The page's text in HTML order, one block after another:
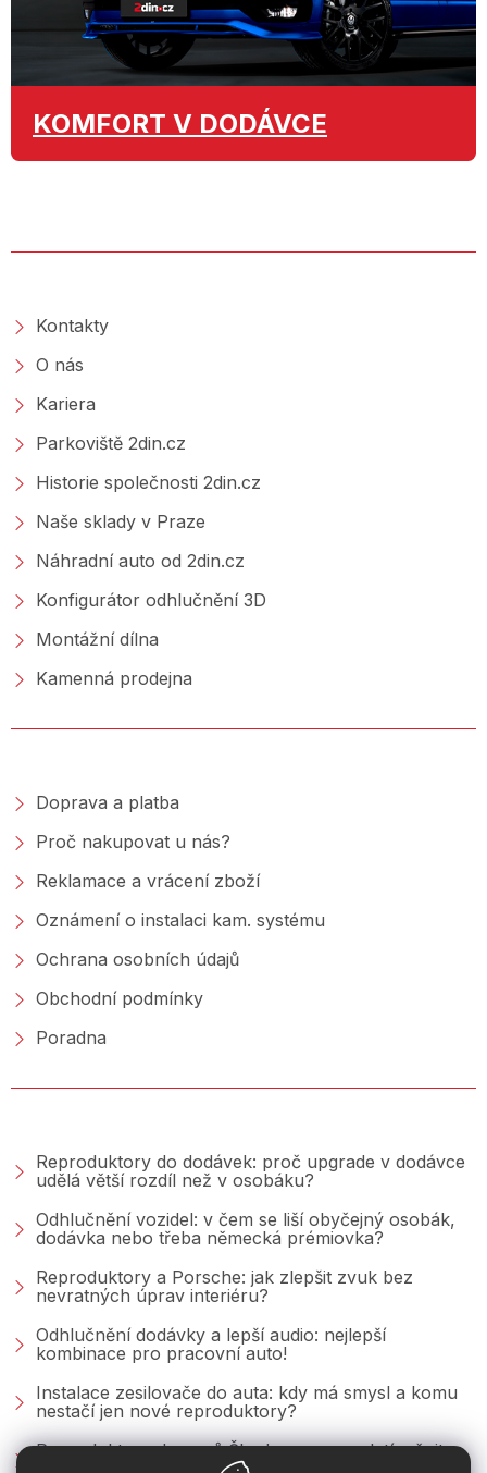
KOMFORT V DODÁVCE
Kontakty
O nás
Kariera
Parkoviště 2din.cz
Historie společnosti 2din.cz
Naše sklady v Praze
Náhradní auto od 2din.cz
Konfigurátor odhlučnění 3D
Montážní dílna
Kamenná prodejna
Doprava a platba
Proč nakupovat u nás?
Reklamace a vrácení zboží
Oznámení o instalaci kam. systému
Ochrana osobních údajů
Obchodní podmínky
Poradna
Reproduktory do dodávek: proč upgrade v dodávce
udělá větší rozdíl než v osobáku?
Odhlučnění vozidel: v čem se liší obyčejný osobák,
dodávka nebo třeba německá prémiovka?
Reproduktory a Porsche: jak zlepšit zvuk bez
nevratných úprav interiéru?
Odhlučnění dodávky a lepší audio: nejlepší
kombinace pro pracovní auto!
Instalace zesilovače do auta: kdy má smysl a komu
nestačí jen nové reproduktory?
Reproduktory do vozů Škoda: co se vyplatí měnit u